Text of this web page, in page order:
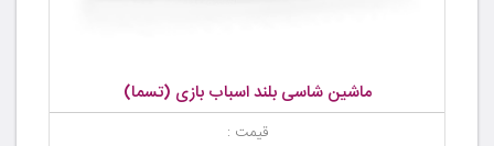
ماشین شاسی بلند اسباب بازی (تسما)
قیمت :